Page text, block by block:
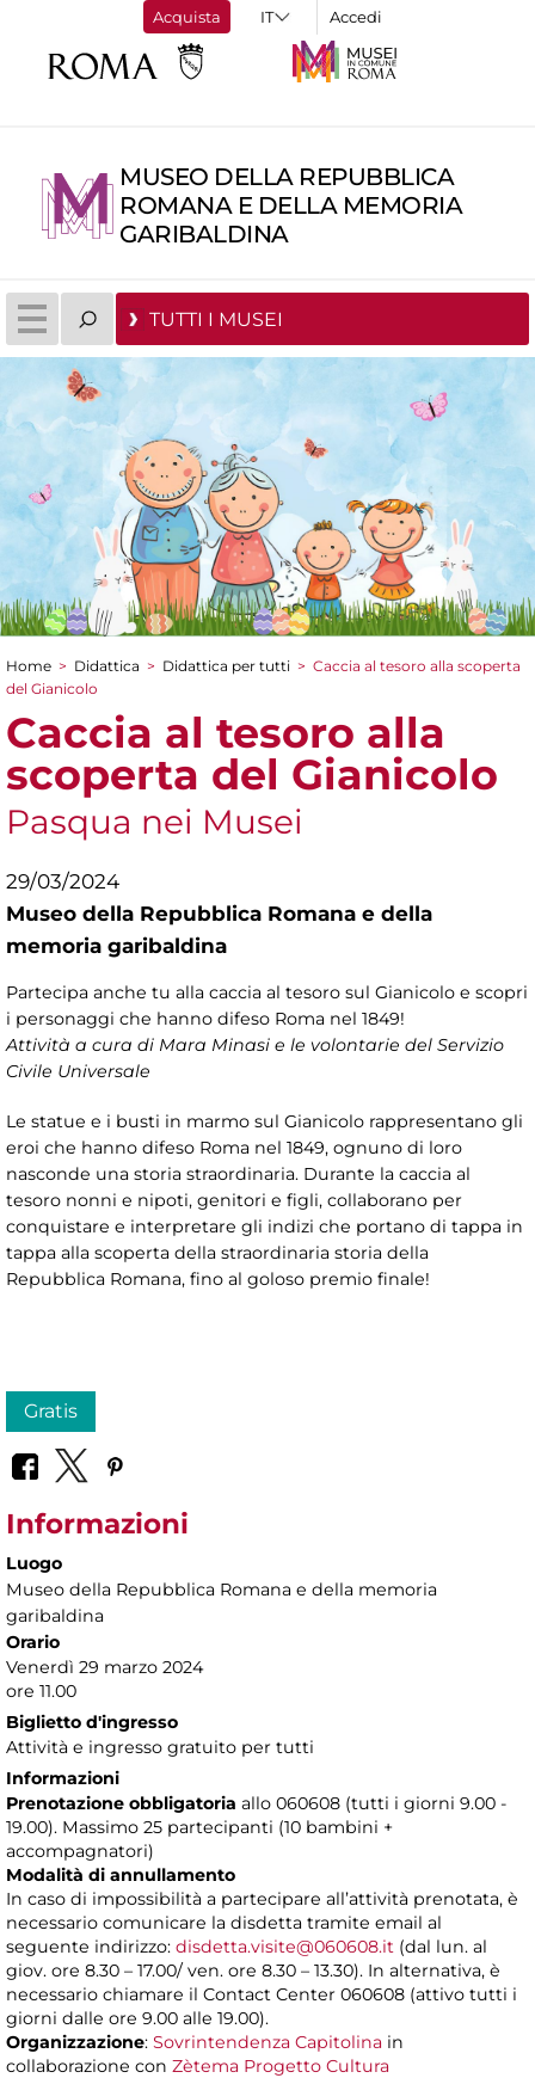
Acquista Accedi
MUSEO DELLA REPUBBLICA
ROMANA E DELLA MEMORIA
GARIBALDINA
TUTTI I MUSEI
Tu sei qui
Home > Didattica > Didattica per tutti > Caccia al tesoro alla scoperta
del Gianicolo
Caccia al tesoro alla
scoperta del Gianicolo
Pasqua nei Musei
29/03/2024
Museo della Repubblica Romana e della
memoria garibaldina
Partecipa anche tu alla caccia al tesoro sul Gianicolo e scopri
i personaggi che hanno difeso Roma nel 1849!
Attività a cura di Mara Minasi e le volontarie del Servizio
Civile Universale
Le statue e i busti in marmo sul Gianicolo rappresentano gli
eroi che hanno difeso Roma nel 1849, ognuno di loro
nasconde una storia straordinaria. Durante la caccia al
tesoro nonni e nipoti, genitori e figli, collaborano per
conquistare e interpretare gli indizi che portano di tappa in
tappa alla scoperta della straordinaria storia della
Repubblica Romana, fino al goloso premio finale!
Gratis
Informazioni
Luogo
Museo della Repubblica Romana e della memoria
garibaldina
Orario
Venerdì 29 marzo 2024
ore 11.00
Biglietto d'ingresso
Attività e ingresso gratuito per tutti
Informazioni
Prenotazione obbligatoria allo 060608 (tutti i giorni 9.00 -
19.00). Massimo 25 partecipanti (10 bambini +
accompagnatori)
Modalità di annullamento
In caso di impossibilità a partecipare all’attività prenotata, è
necessario comunicare la disdetta tramite email al
seguente indirizzo: disdetta.visite@060608.it (dal lun. al
giov. ore 8.30 – 17.00/ ven. ore 8.30 – 13.30). In alternativa, è
necessario chiamare il Contact Center 060608 (attivo tutti i
giorni dalle ore 9.00 alle 19.00).
Organizzazione: Sovrintendenza Capitolina in
collaborazione con Zètema Progetto Cultura